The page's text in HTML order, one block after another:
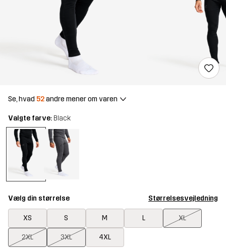
Se, hvad 52andre mener om varen
Valgte farve: Black
Vælg din størrelse Størrelsesvejledning
XS S M L XL
2XL 3XL 4XL